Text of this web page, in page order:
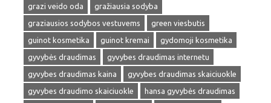
grazi veido oda
gražiausia sodyba
graziausios sodybos vestuvems
green viesbutis
guinot kosmetika
guinot kremai
gydomoji kosmetika
gyvybės draudimas
gyvybes draudimas internetu
gyvybes draudimas kaina
gyvybes draudimas skaiciuokle
gyvybes draudimo skaiciuokle
hansa gyvybės draudimas